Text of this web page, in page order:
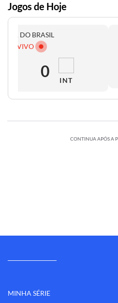
Jogos de Hoje
DO BRASIL
AO VIVO
0 INT
CONTINUA APÓS A
MINHA SÉRIE